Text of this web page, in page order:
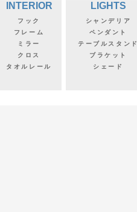
INTERIOR
フック
フレーム
ミラー
クロス
タオルレール
LIGHTS
シャンデリア
ペンダント
テーブルスタンド
ブラケット
シェード